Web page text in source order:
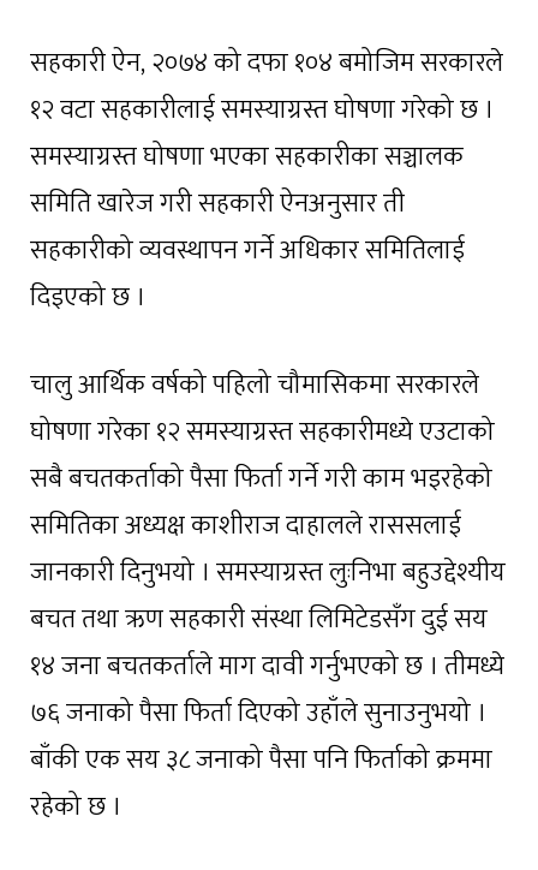
सहकारी ऐन, २०७४ को दफा १०४ बमोजिम सरकारले
१२ वटा सहकारीलाई समस्याग्रस्त घोषणा गरेको छ ।
समस्याग्रस्त घोषणा भएका सहकारीका सञ्चालक
समिति खारेज गरी सहकारी ऐनअनुसार ती
सहकारीको व्यवस्थापन गर्ने अधिकार समितिलाई
दिइएको छ ।
चालु आर्थिक वर्षको पहिलो चौमासिकमा सरकारले
घोषणा गरेका १२ समस्याग्रस्त सहकारीमध्ये एउटाको
सबै बचतकर्ताको पैसा फिर्ता गर्ने गरी काम भइरहेको
समितिका अध्यक्ष काशीराज दाहालले राससलाई
जानकारी दिनुभयो । समस्याग्रस्त लुःनिभा बहुउद्देश्यीय
बचत तथा ऋण सहकारी संस्था लिमिटेडसँग दुई सय
१४ जना बचतकर्ताले माग दावी गर्नुभएको छ । तीमध्ये
७६ जनाको पैसा फिर्ता दिएको उहाँले सुनाउनुभयो ।
बाँकी एक सय ३८ जनाको पैसा पनि फिर्ताको क्रममा
रहेको छ ।